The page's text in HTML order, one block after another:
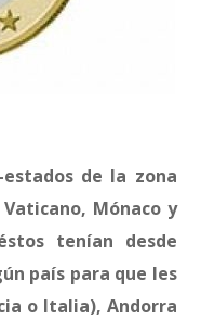
de la zona
Mónaco y
tenían desde
país para que les
o Italia), Andorra